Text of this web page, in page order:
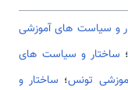
و سیاست های آموزشی
ساختار و سیاست های
تونس؛ ساختار و